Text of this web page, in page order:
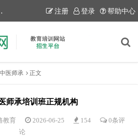
注册 登录 帮助中心
中医师承 正文
师承培训班正规机构
教育 2026-06-25 154
0条评
论